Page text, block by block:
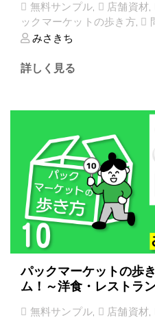
無料サンプル, 店舗資材,
ックマーケットの歩き方,
みさきち
詳しく見る
パックマーケットの歩
ム！～洋食・レストラ
無料サンプル, 店舗資材,